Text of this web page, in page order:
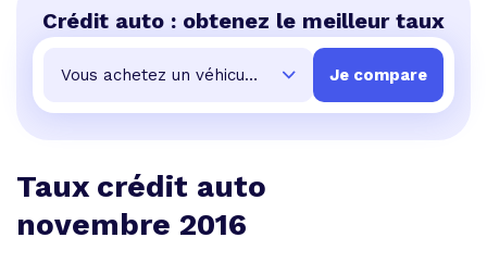
Crédit auto : obtenez le meilleur taux
Taux crédit auto
novembre 2016